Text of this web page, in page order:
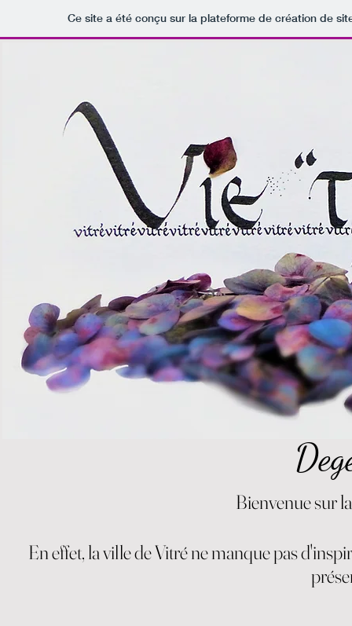
Ce site a été conçu sur la plateforme de création de
Bienvenue sur
En effet, la ville de Vitré ne manque pas